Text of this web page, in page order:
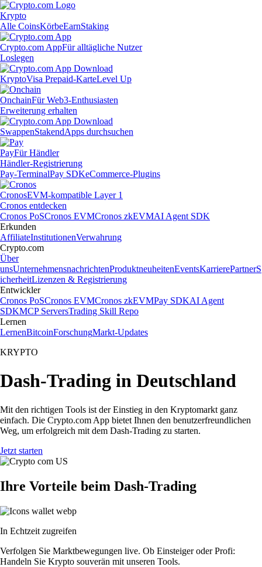
Krypto
Alle CoinsKörbeEarnStaking
Crypto.com AppFür alltägliche Nutzer
Loslegen
KryptoVisa Prepaid-KarteLevel Up
OnchainFür Web3-Enthusiasten
Erweiterung erhalten
SwappenStakendApps durchsuchen
PayFür Händler
Händler-Registrierung
Pay-TerminalPay SDKeCommerce-Plugins
CronosEVM-kompatible Layer 1
Cronos entdecken
Cronos PoSCronos EVMCronos zkEVMAI Agent SDK
Erkunden
AffiliateInstitutionenVerwahrung
Crypto.com
Über
unsUnternehmensnachrichtenProduktneuheitenEventsKarrierePartnerS
icherheitLizenzen & Registrierung
Entwickler
Cronos PoSCronos EVMCronos zkEVMPay SDKAI Agent
SDKMCP ServersTrading Skill Repo
Lernen
LernenBitcoinForschungMarkt-Updates
KRYPTO
Dash-Trading in Deutschland
Mit den richtigen Tools ist der Einstieg in den Kryptomarkt ganz
einfach. Die Crypto.com App bietet Ihnen den benutzerfreundlichen
Weg, um erfolgreich mit dem Dash-Trading zu starten.
Jetzt starten
Ihre Vorteile beim Dash-Trading
In Echtzeit zugreifen
Verfolgen Sie Marktbewegungen live. Ob Einsteiger oder Profi:
Handeln Sie Krypto souverän mit unseren Tools.